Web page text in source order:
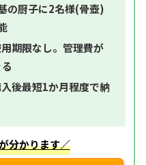
の厨子に2名様(骨壺)
期限なし。管理費が
後最短1か月程度で納
分かります／